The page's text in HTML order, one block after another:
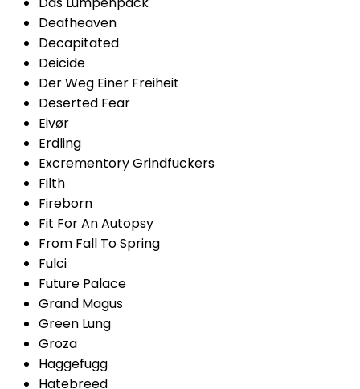
Deafheaven
Decapitated
Deicide
Der Weg Einer Freiheit
Deserted Fear
Eivør
Erdling
Excrementory Grindfuckers
Filth
Fireborn
Fit For An Autopsy
From Fall To Spring
Fulci
Future Palace
Grand Magus
Green Lung
Groza
Haggefugg
Hatebreed